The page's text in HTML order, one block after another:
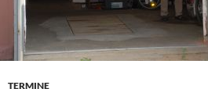
TERMINE